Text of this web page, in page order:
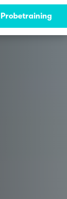
Probetraining
See